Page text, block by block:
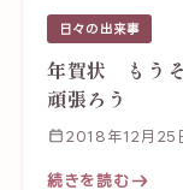
日々の出来事
年賀状 もう
頑張ろう
2018年12月25
続きを読む